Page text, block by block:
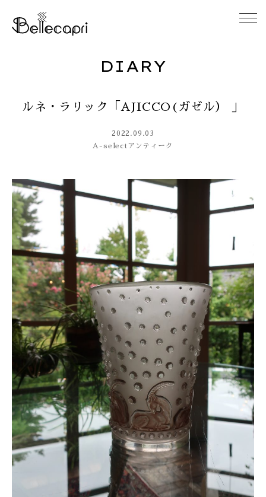
ABOUT
ACCESS
GALLERY
DIARY
CONTACT
ONLINE SHOP
DIARY
ルネ・ラリック「AJICCO(ガゼル） 」
2022.09.03
A-select アンティーク